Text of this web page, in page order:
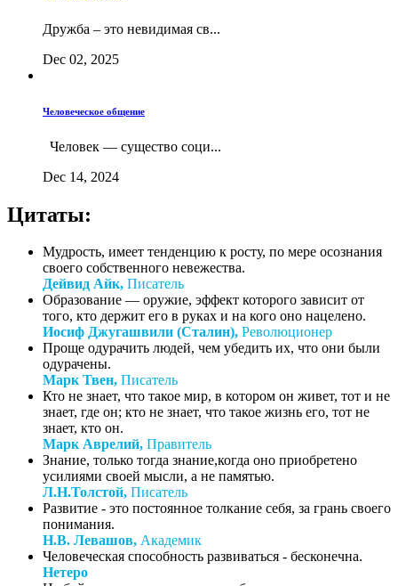
Дружба – это невидимая св...
Dec 02, 2025
Человеческое общение
Человек — существо соци...
Dec 14, 2024
Цитаты:
Мудрость, имеет тенденцию к росту, по мере осознания
своего собственного невежества.
Дейвид Айк, Писатель
Образование — оружие, эффект которого зависит от
того, кто держит его в руках и на кого оно нацелено.
Иосиф Джугашвили (Сталин), Революционер
Проще одурачить людей, чем убедить их, что они были
одурачены.
Марк Твен, Писатель
Кто не знает, что такое мир, в котором он живет, тот и не
знает, где он; кто не знает, что такое жизнь его, тот не
знает, кто он.
Марк Аврелий, Правитель
Знание, только тогда знание,когда оно приобретено
усилиями своей мысли, а не памятью.
Л.Н.Толстой, Писатель
Развитие - это постоянное толкание себя, за грань своего
понимания.
Н.В. Левашов, Академик
Человеческая способность развиваться - бесконечна.
Нетеро